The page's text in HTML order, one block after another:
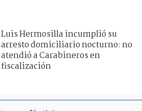
Luis Hermosilla incumplió su
arresto domiciliario nocturno: no
atendió a Carabineros en
fiscalización